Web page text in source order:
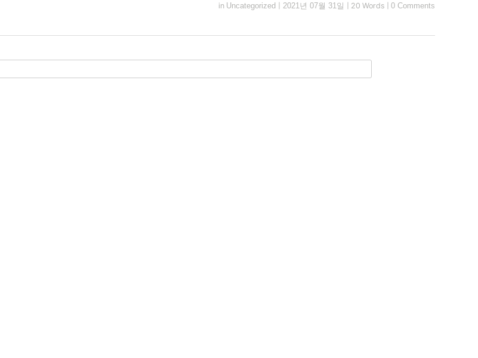
in Uncategorized 2021년 07월 31일 20 Words 0 Comments